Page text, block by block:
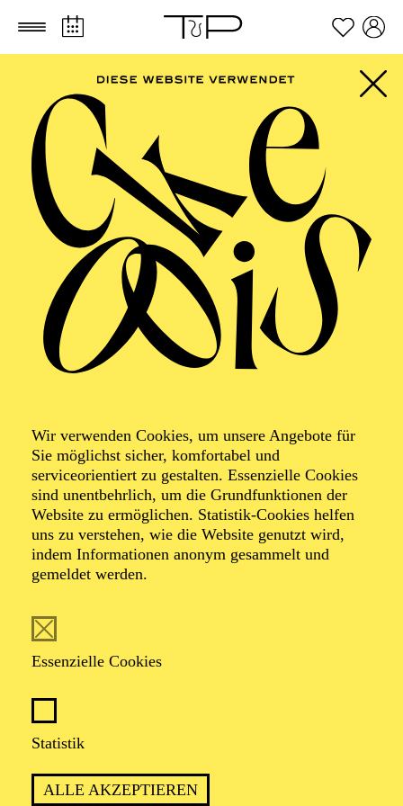
Zum Hauptinhalt springen Zum Footer springen
Wir verwenden Cookies, um unsere Angebote für
Sie möglichst sicher, komfortabel und
serviceorientiert zu gestalten. Essenzielle Cookies
sind unentbehrlich, um die Grundfunktionen der
Website zu ermöglichen. Statistik-Cookies helfen
uns zu verstehen, wie die Website genutzt wird,
indem Informationen anonym gesammelt und
gemeldet werden.
Essenzielle Cookies
Statistik
ALLE AKZEPTIEREN
Foto: Daniela Pfeil
Teneriffa auf. Bis 2003 absolvierte er seine Ausbildung